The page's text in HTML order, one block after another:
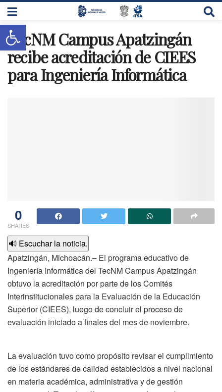
TecNM Campus Apatzingán
recibe acreditación de CIEES
para Ingeniería Informática
0
SHARES
🔊 Escuchar la noticia.
Apatzingán, Michoacán.– El programa educativo de
Ingeniería Informática del TecNM Campus Apatzingán
obtuvo la acreditación por parte de los Comités
Interinstitucionales para la Evaluación de la Educación
Superior (CIEES), luego de concluir el proceso de
evaluación iniciado a finales del mes de noviembre.
La evaluación tuvo como propósito revisar el cumplimiento
de los estándares de calidad establecidos a nivel nacional
en materia académica, administrativa y de gestión
Abrir barra de herramientas